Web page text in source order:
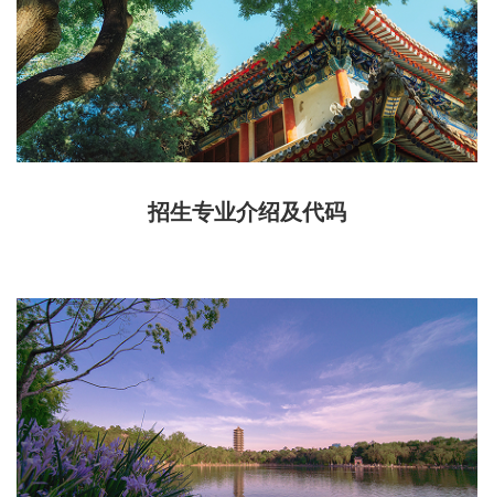
招生专业介绍及代码